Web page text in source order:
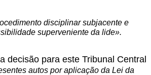
disciplinar subjacente e
superveniente da lide».
decisão para este Tribunal Central
autos por aplicação da Lei da